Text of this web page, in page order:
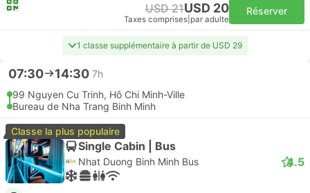
USD 21USD 20
Taxes comprises par adulte
Réserver
1 classe supplémentaire à partir de USD 29
07:30 14:30 7h
99 Nguyen Cu Trinh, Hô Chi Minh-Ville
Bureau de Nha Trang Binh Minh
Classe la plus populaire
Single Cabin | Bus
Nhat Duong Binh Minh Bus 4.5